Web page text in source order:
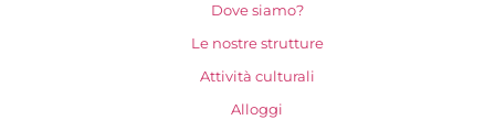
Dove siamo?
Le nostre strutture
Attività culturali
Alloggi